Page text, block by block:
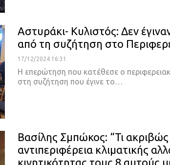
Αστυράκι- Κυλιστός: Δεν
από τη συζήτηση στο
17/12/2024 16:31
Η επερώτηση που κατέθεσε ο
στη συζήτηση που έγινε το…
Βασίλης Σμπώκος: “Τι
αντιπεριφέρεια κλιματικής
κινητικότητας τους 8 αυτούς